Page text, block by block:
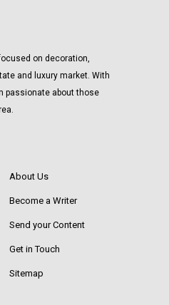
on decoration,
and luxury market. With
passionate about those
About Us
Become a Writer
Send your Content
Get in Touch
Sitemap